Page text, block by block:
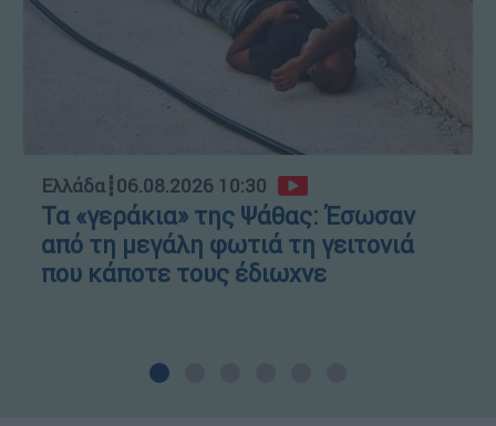
Ελλάδα┋06.08.2026 10:30
Τα «γεράκια» της Ψάθας: Έσωσαν
από τη μεγάλη φωτιά τη γειτονιά
που κάποτε τους έδιωχνε